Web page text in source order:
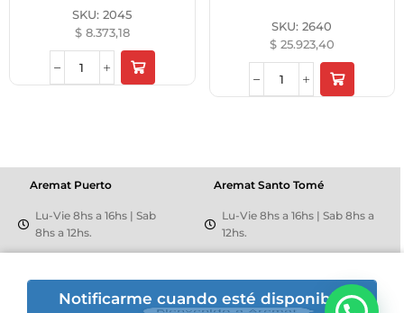
SKU:2045
$8.373,18 SKU:2640
$25.923,40
Aremat Santo Tomé
Lu-Vie 8hs a 16hs | Sab 8hs a
12hs.
Aremat Puerto
Lu-Vie 8hs a 16hs | Sab
8hs a 12hs.
Notificarme cuando esté disponible